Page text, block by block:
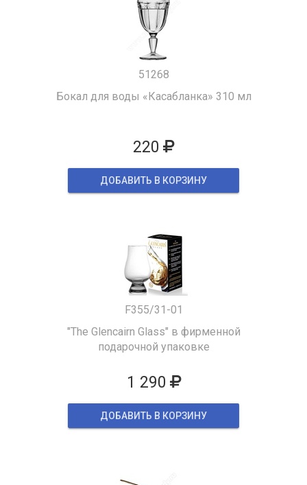
51268
Бокал для воды «Касабланка» 310 мл
220
ДОБАВИТЬ В КОРЗИНУ
F355/31-01
"The Glencairn Glass" в фирменной
подарочной упаковке
1 290
ДОБАВИТЬ В КОРЗИНУ